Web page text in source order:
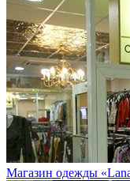
Магазин одежды